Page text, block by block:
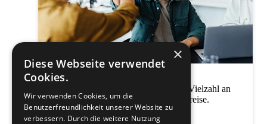
Ihre Business-Lösungen
Für Geschäftskunden bieten wir eine Vielzahl an
speziellen Services und individuelle Preise.
ZUM B2B PORTAL
×
Diese Webseite verwendet
Cookies.
Wir verwenden Cookies, um die
Benutzerfreundlichkeit unserer Website zu
verbessern. Durch die weitere Nutzung